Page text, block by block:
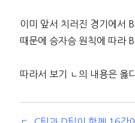
이미 앞서 치러진 경기에서
때문에 승자승 원칙에 따라
따라서 보기 ㄴ의 내용은 옳